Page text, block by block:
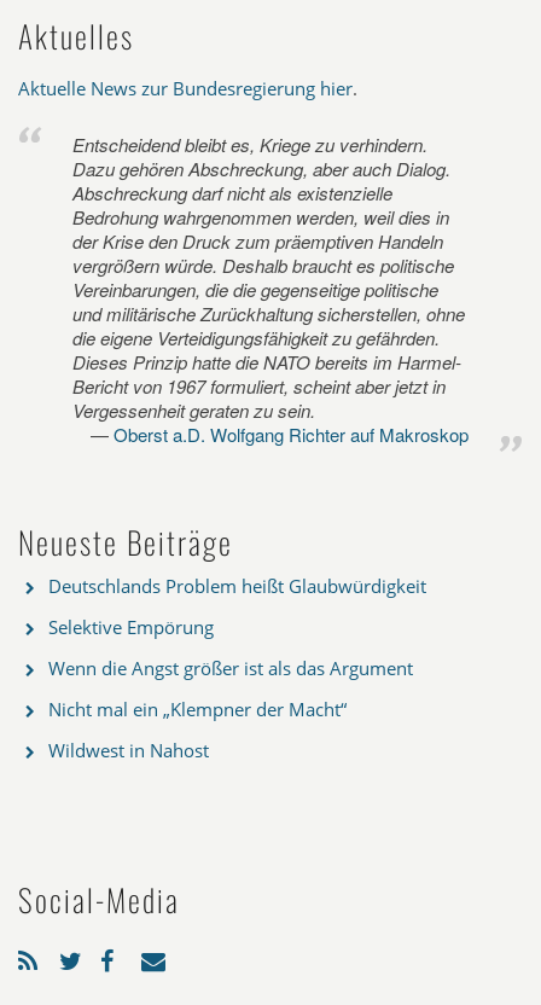
Aktuelles
Aktuelle News zur Bundesregierung hier.
Entscheidend bleibt es, Kriege zu verhindern.
Dazu gehören Abschreckung, aber auch Dialog.
Abschreckung darf nicht als existenzielle
Bedrohung wahrgenommen werden, weil dies in
der Krise den Druck zum präemptiven Handeln
vergrößern würde. Deshalb braucht es politische
Vereinbarungen, die die gegenseitige politische
und militärische Zurückhaltung sicherstellen, ohne
die eigene Verteidigungsfähigkeit zu gefährden.
Dieses Prinzip hatte die NATO bereits im Harmel-
Bericht von 1967 formuliert, scheint aber jetzt in
Vergessenheit geraten zu sein.
Oberst a.D. Wolfgang Richter auf Makroskop
Neueste Beiträge
Deutschlands Problem heißt Glaubwürdigkeit
Selektive Empörung
Wenn die Angst größer ist als das Argument
Nicht mal ein „Klempner der Macht“
Wildwest in Nahost
Social-Media